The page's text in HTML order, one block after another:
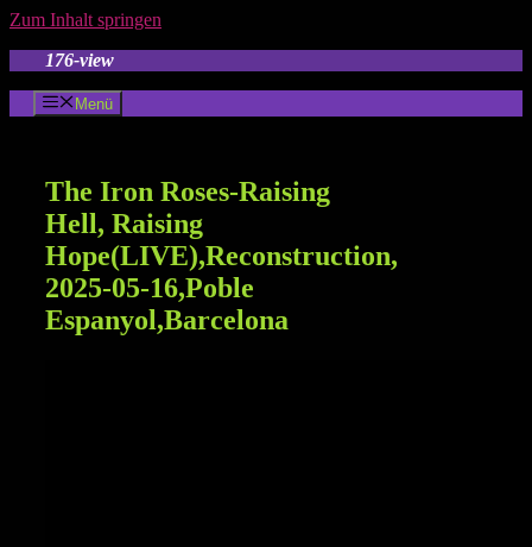
Zum Inhalt springen
176-view
Menü
The Iron Roses-Raising
Hell, Raising
Hope(LIVE),Reconstruction,
2025-05-16,Poble
Espanyol,Barcelona